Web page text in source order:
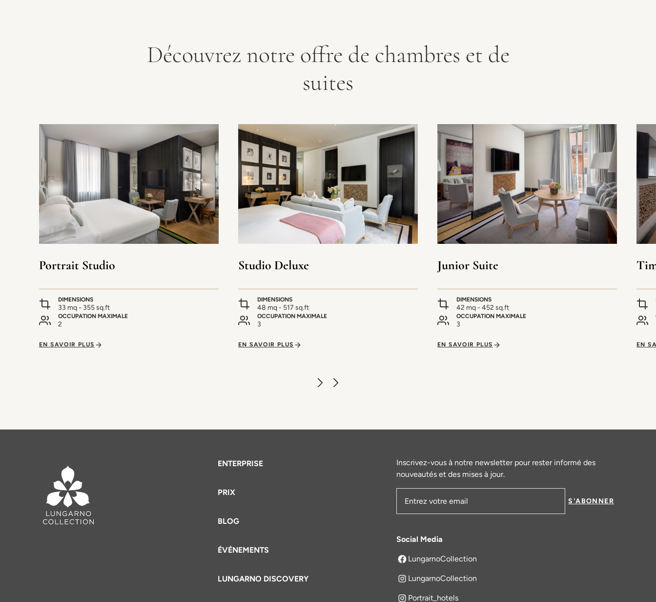
Découvrez notre offre de chambres et de
suites
Portrait Studio
DIMENSIONS
33 mq - 355 sq.ft
OCCUPATION MAXIMALE
2
EN SAVOIR PLUS
Studio Deluxe
DIMENSIONS
48 mq - 517 sq.ft
OCCUPATION MAXIMALE
3
EN SAVOIR PLUS
Junior Suite
DIMENSIONS
42 mq - 452 sq.ft
OCCUPATION MAXIMALE
3
EN SAVOIR PLUS EN
ENTERPRISE
PRIX
BLOG
ÉVÉNEMENTS
LUNGARNO DISCOVERY
Inscrivez-vous à notre newsletter pour rester informé des
nouveautés et des mises à jour.
Adresse email
S'ABONNER
Social Media
LungarnoCollection
s'ouvre dans un nouvel onglet
LungarnoCollection
Portrait_hotels